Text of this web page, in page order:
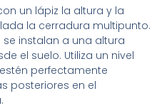
un lápiz la altura y la
la cerradura multipunto.
instalan a una altura
el suelo. Utiliza un nivel
perfectamente
posteriores en el